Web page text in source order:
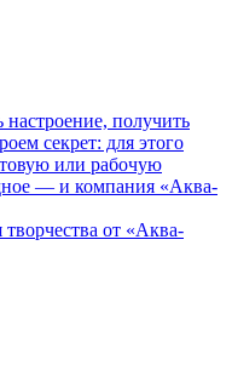
настроение, получить
секрет: для этого
или рабочую
— и компания «Аква-
от «Аква-